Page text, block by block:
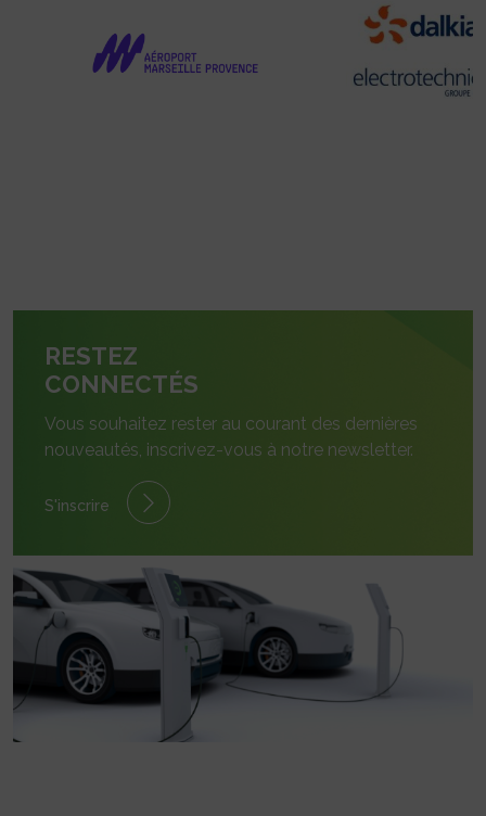
RESTEZ
CONNECTÉS
Vous souhaitez rester au courant des dernières
nouveautés, inscrivez-vous à notre newsletter.
S'inscrire